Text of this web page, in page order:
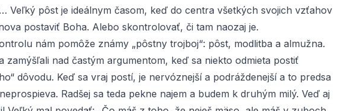
Veľký pôst je ideálnym časom, keď do centra všetkých svojich vzťahov
postaviť Boha. Alebo skontrolovať, či tam naozaj je.
nám pomôže známy „pôstny trojboj“: pôst, modlitba a almužna.
zamýšľali nad častým argumentom, keď sa niekto odmieta postiť
dôvodu. Keď sa vraj postí, je nervóznejší a podráždenejší a to predsa
Radšej sa teda pekne najem a budem k druhým milý. Veď aj